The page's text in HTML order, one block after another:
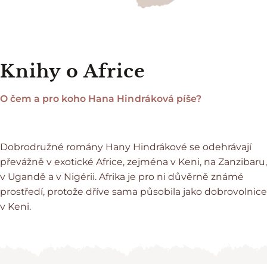
Knihy o Africe
O čem a pro koho Hana Hindráková píše?
Dobrodružné romány Hany Hindrákové se odehrávají
převážně v exotické Africe, zejména v Keni, na Zanzibaru,
v Ugandě a v Nigérii. Afrika je pro ni důvěrně známé
prostředí, protože dříve sama působila jako dobrovolnice
v Keni.